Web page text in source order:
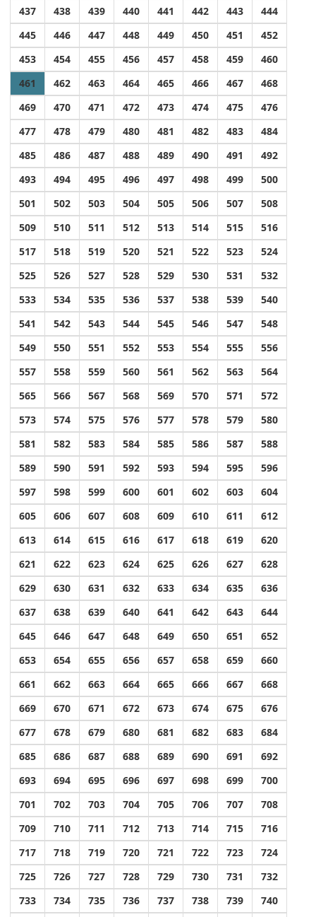
437
438 439 440 441 442 443
444
445
446 447 448 449 450 451
452
453
454 455 456 457 458 459
460
461
462 463 464 465 466 467
468
469
470 471 472 473 474 475
476
477
478 479 480 481 482 483
484
485
486 487 488 489 490 491
492
493
494 495 496 497 498 499
500
501
502 503 504 505 506 507
508
509
510 511 512 513 514 515
516
517
518 519 520 521 522 523
524
525
526 527 528 529 530 531
532
533
534 535 536 537 538 539
540
541
542 543 544 545 546 547
548
549
550 551 552 553 554 555
556
557
558 559 560 561 562 563
564
565
566 567 568 569 570 571
572
573
574 575 576 577 578 579
580
581
582 583 584 585 586 587
588
589
590 591 592 593 594 595
596
597
598 599 600 601 602 603
604
605
606 607 608 609 610 611
612
613
614 615 616 617 618 619
620
621
622 623 624 625 626 627
628
629
630 631 632 633 634 635
636
637
638 639 640 641 642 643
644
645
646 647 648 649 650 651
652
653
654 655 656 657 658 659
660
661
662 663 664 665 666 667
668
669
670 671 672 673 674 675
676
677
678 679 680 681 682 683
684
685
686 687 688 689 690 691
692
693
694 695 696 697 698 699
700
701
702 703 704 705 706 707
708
709
710 711 712 713 714 715
716
717
718 719 720 721 722 723
724
725
726 727 728 729 730 731
732
733
734 735 736 737 738 739
740